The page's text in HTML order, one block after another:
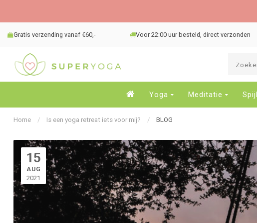
Gratis verzending vanaf €60,- Voor 22:00 uur besteld, direct verzonden
Yoga Meditatie
Home / Is een yoga retreat iets voor mij? / BLOG
15
AUG
2021